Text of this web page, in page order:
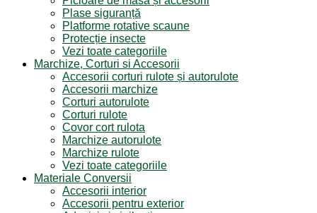
Plase siguranță
Platforme rotative scaune
Protecție insecte
Vezi toate categoriile
Marchize, Corturi si Accesorii
Accesorii corturi rulote și autorulote
Accesorii marchize
Corturi autorulote
Corturi rulote
Covor cort rulota
Marchize autorulote
Marchize rulote
Vezi toate categoriile
Materiale Conversii
Accesorii interior
Accesorii pentru exterior